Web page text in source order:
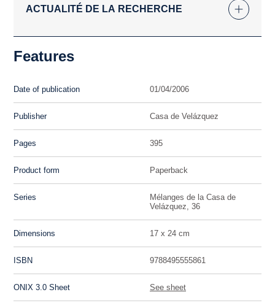
ACTUALITÉ DE LA RECHERCHE
Features
Date of publication 01/04/2006
Publisher Casa de Velázquez
Pages 395
Product form Paperback
Series
Mélanges de la Casa de
Velázquez, 36
Dimensions 17 x 24 cm
ISBN 9788495555861
ONIX 3.0 Sheet See sheet